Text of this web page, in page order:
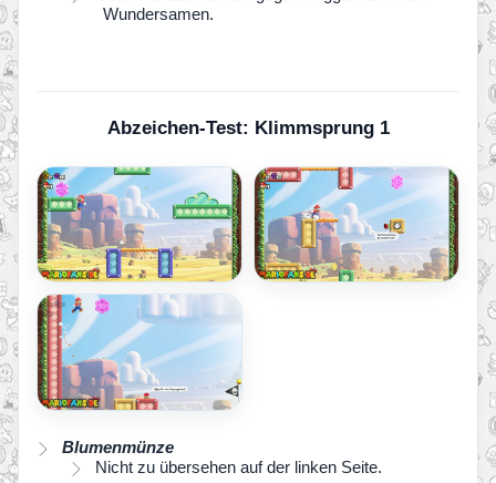
Wundersamen.
Abzeichen-Test: Klimmsprung 1
Blumenmünze
Nicht zu übersehen auf der linken Seite.